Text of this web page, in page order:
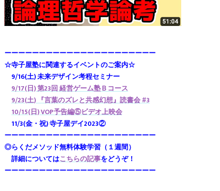
ーーーーーーーーーーーーーーーーーーーーーー
☆寺子屋塾に関連するイベントのご案内☆
9/16(土) 未来デザイン考程セミナー
9/17(日) 第23回 経営ゲーム塾Ｂコース
9/23(土) 『言葉のズレと共感幻想』読書会 #3
10/15(日) VOP予告編⑤ビデオ上映会
11/3(金・祝) 寺子屋デイ2023②
ーーーーーーーーーーーーーーーーーーーーーー
◎らくだメソッド無料体験学習（１週間）
詳細についてはこちらの記事をどうぞ！
ーーーーーーーーーーーーーーーーーーーーーー